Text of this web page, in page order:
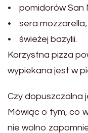
• pomidorów San
• sera mozzarella;
• świeżej bazylii.
Korzystna pizza
wypiekana jest w
Czy dopuszczalna
Mówiąc o tym, co
nie wolno